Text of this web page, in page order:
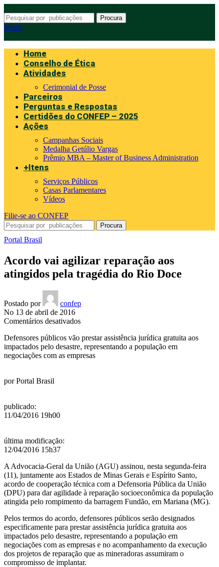
Procura
Menu
Home
Conselho de Ética
Atividades
Cerimonial de Posse
Parceiros
Perguntas e Respostas
Certidões do CONFEP – 2025
Ações
Campanhas Sociais
Medalha Getúlio Vargas
Prêmio MBA – Master of Business Administration
+Itens
Serviços Públicos
Casas Parlamentares
Vídeos
Filie-se ao CONFEP
Procura
Portal Brasil
Acordo vai agilizar reparação aos
atingidos pela tragédia do Rio Doce
Postado por
confep
No 13 de abril de 2016
Comentários desativadosem
vai
agilizar
reparação
Defensores públicos vão prestar assistência jurídica gratuita aos
impactados pelo desastre, representando a população em
negociações com as empresas
porPortal Brasil
publicado:
11/04/2016 19h00
última modificação:
12/04/2016 15h37
A Advocacia-Geral da União (AGU) assinou, nesta segunda-feira
(11), juntamente aos Estados de Minas Gerais e Espírito Santo,
acordo de cooperação técnica com a Defensoria Pública da União
(DPU) para dar agilidade à reparação socioeconômica da população
atingida pelo rompimento da barragem Fundão, em Mariana (MG).
Pelos termos do acordo, defensores públicos serão designados
especificamente para prestar assistência jurídica gratuita aos
impactados pelo desastre, representando a população em
negociações com as empresas e no acompanhamento da execução
dos projetos de reparação que as mineradoras assumiram o
compromisso de implantar.